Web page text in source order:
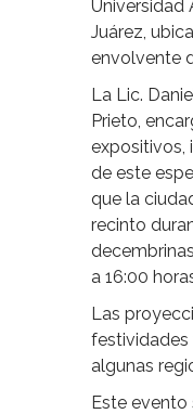
Universidad
Juárez,
envolvente
La Lic.
Prieto,
expositivos,
de este
que la
recinto
a 16:00
Las
algunas
Este evento